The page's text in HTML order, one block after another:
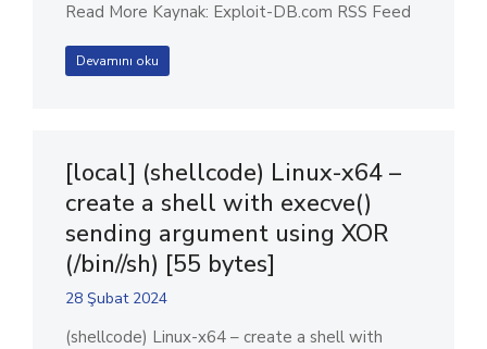
Read More Kaynak: Exploit-DB.com RSS Feed
Devamını oku
[local] (shellcode) Linux-x64 –
create a shell with execve()
sending argument using XOR
(/bin//sh) [55 bytes]
28 Şubat 2024
(shellcode) Linux-x64 – create a shell with